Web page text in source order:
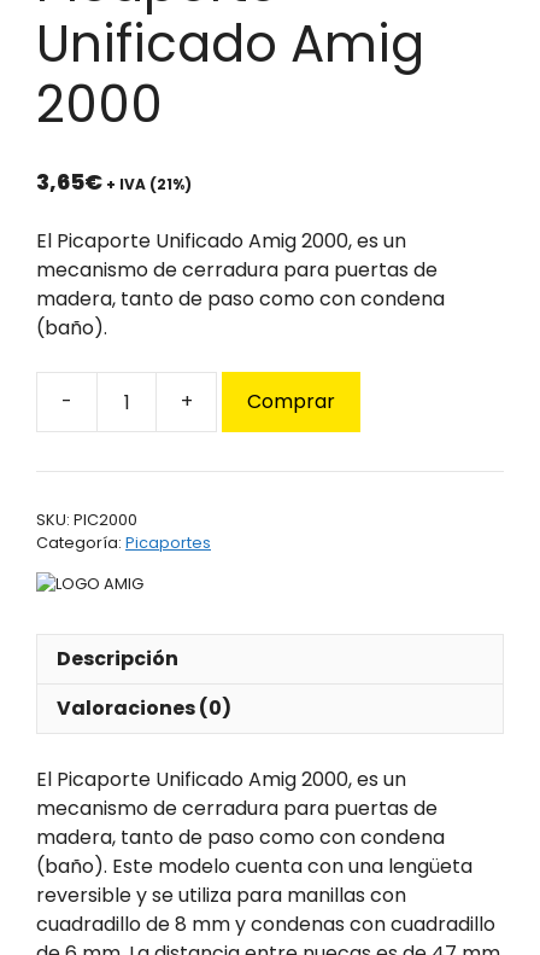
Unificado Amig
2000
3,65€ + IVA (21%)
El Picaporte Unificado Amig 2000, es un
mecanismo de cerradura para puertas de
madera, tanto de paso como con condena
(baño).
Picaporte
Amig
Comprar
SKU: PIC2000
Categoría: Picaportes
Descripción
Valoraciones (0)
El Picaporte Unificado Amig 2000, es un
mecanismo de cerradura para puertas de
madera, tanto de paso como con condena
(baño). Este modelo cuenta con una lengüeta
reversible y se utiliza para manillas con
cuadradillo de 8 mm y condenas con cuadradillo